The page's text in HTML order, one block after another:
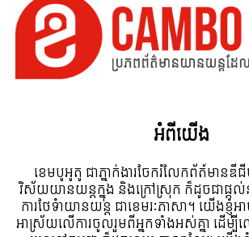
អំពី​យើង
ខេមបូអូតូ ជាភ្នាក់ងារចែករំលែកព័ត៍មាន
វិស័យយានយន្តក្នុង និងក្រៅស្រុក ក៏ដូចជាផ្តល់
ការថែទំាយានយន្ត ជាខេមរៈភាសា។ យើងខ្ញុំ
អាស្រ័យលើការចូលរួមពីអ្នកទាំងអស់គ្នា ដើ